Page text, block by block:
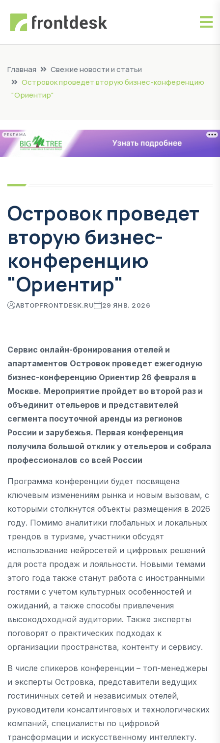
Главная
Свежие новости и статьи
Островок проведет вторую бизнес-конференцию
"Ориентир"
РЕКЛАМА
Островок проведет
вторую бизнес-
конференцию
"Ориентир"
АВТОРFRONTDESK.RU 29 ЯНВ. 2026
Сервис онлайн-бронирования отелей и
апартаментов Островок проведет ежегодную
бизнес-конференцию Ориентир 26 февраля в
Москве. Мероприятие пройдет во второй раз и
объединит отельеров и представителей
сегмента посуточной аренды из регионов
России и зарубежья. Первая конференция
получила большой отклик у отельеров и собрала
профессионалов со всей России
Программа конференции будет посвящена
ключевым изменениям рынка и новым вызовам, с
которыми столкнутся объекты размещения в 2026
году. Помимо аналитики глобальных и локальных
трендов в туризме, участники обсудят
использование нейросетей и цифровых решений
для роста продаж и лояльности. Новыми темами
этого года также станут работа с иностранными
гостями с учетом культурных особенностей и
ожиданий, а также способы привлечения
высокодоходной аудитории. Также эксперты
поговорят о практических подходах к
организации пространства, контенту и сервису.
В числе спикеров конференции – топ-менеджеры
и эксперты Островка, представители ведущих
гостиничных сетей и независимых отелей,
руководители консалтинговых и технологических
компаний, специалисты по цифровой
трансформации и искусственному интеллекту.